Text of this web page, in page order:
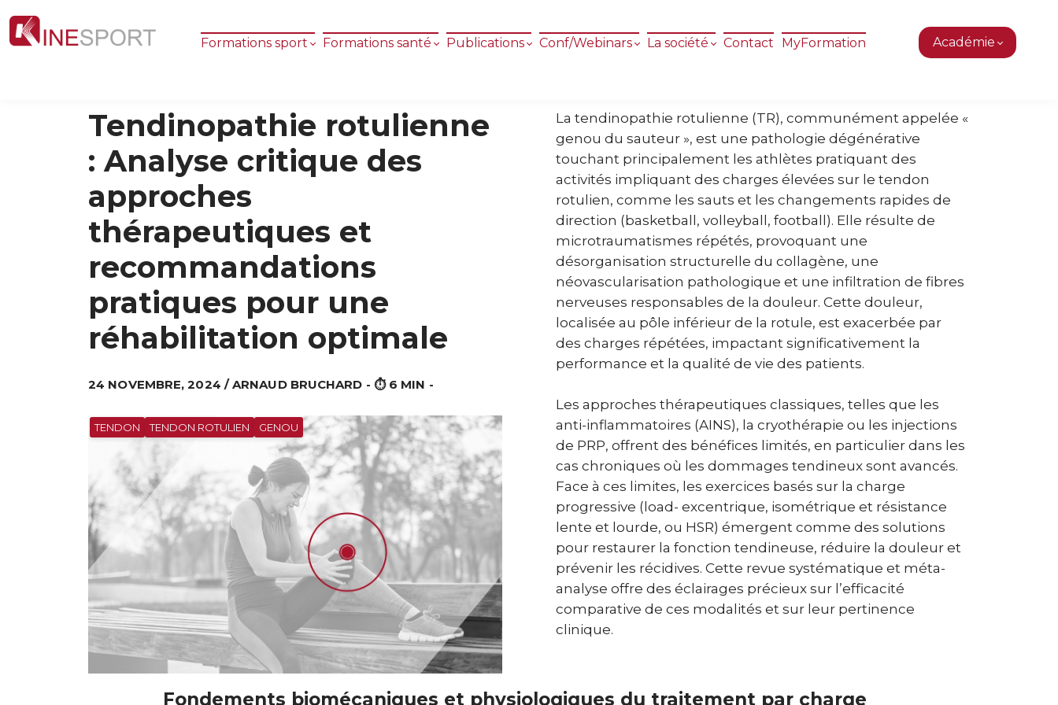
Formations sport Formations santé Publications Conf/Webinars La société Contact MyFormation Académie
Tendinopathie rotulienne
: Analyse critique des
approches
thérapeutiques et
recommandations
pratiques pour une
réhabilitation optimale
24 NOVEMBRE, 2024 / ARNAUD BRUCHARD - ⏱️ 6 MIN -
TENDON TENDON ROTULIEN GENOU
La tendinopathie rotulienne (TR), communément appelée «
genou du sauteur », est une pathologie dégénérative
touchant principalement les athlètes pratiquant des
activités impliquant des charges élevées sur le tendon
rotulien, comme les sauts et les changements rapides de
direction (basketball, volleyball, football). Elle résulte de
microtraumatismes répétés, provoquant une
désorganisation structurelle du collagène, une
néovascularisation pathologique et une infiltration de fibres
nerveuses responsables de la douleur. Cette douleur,
localisée au pôle inférieur de la rotule, est exacerbée par
des charges répétées, impactant significativement la
performance et la qualité de vie des patients.
Les approches thérapeutiques classiques, telles que les
anti-inflammatoires (AINS), la cryothérapie ou les injections
de PRP, offrent des bénéfices limités, en particulier dans les
cas chroniques où les dommages tendineux sont avancés.
Face à ces limites, les exercices basés sur la charge
progressive (load- excentrique, isométrique et résistance
lente et lourde, ou HSR) émergent comme des solutions
pour restaurer la fonction tendineuse, réduire la douleur et
prévenir les récidives. Cette revue systématique et méta-
analyse offre des éclairages précieux sur l’efficacité
comparative de ces modalités et sur leur pertinence
clinique.
Fondements biomécaniques et physiologiques du traitement par charge